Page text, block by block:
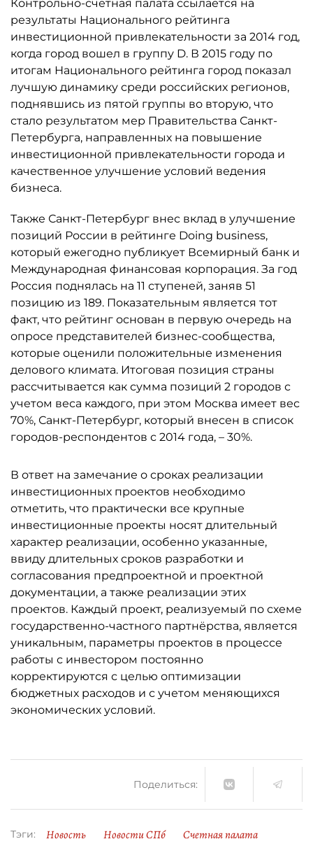
Контрольно-счетная палата ссылается на
результаты Национального рейтинга
инвестиционной привлекательности за 2014 год,
когда город вошел в группу D. В 2015 году по
итогам Национального рейтинга город показал
лучшую динамику среди российских регионов,
поднявшись из пятой группы во вторую, что
стало результатом мер Правительства Санкт-
Петербурга, направленных на повышение
инвестиционной привлекательности города и
качественное улучшение условий ведения
бизнеса.
Также Санкт-Петербург внес вклад в улучшение
позиций России в рейтинге Doing business,
который ежегодно публикует Всемирный банк и
Международная финансовая корпорация. За год
Россия поднялась на 11 ступеней, заняв 51
позицию из 189. Показательным является тот
факт, что рейтинг основан в первую очередь на
опросе представителей бизнес-сообщества,
которые оценили положительные изменения
делового климата. Итоговая позиция страны
рассчитывается как сумма позиций 2 городов с
учетом веса каждого, при этом Москва имеет вес
70%, Санкт-Петербург, который внесен в список
городов-респондентов с 2014 года, – 30%.
В ответ на замечание о сроках реализации
инвестиционных проектов необходимо
отметить, что практически все крупные
инвестиционные проекты носят длительный
характер реализации, особенно указанные,
ввиду длительных сроков разработки и
согласования предпроектной и проектной
документации, а также реализации этих
проектов. Каждый проект, реализуемый по схеме
государственно-частного партнёрства, является
уникальным, параметры проектов в процессе
работы с инвестором постоянно
корректируются с целью оптимизации
бюджетных расходов и с учетом меняющихся
экономических условий.
Поделиться:
Тэги: Новость Новости СПб Счетная палата